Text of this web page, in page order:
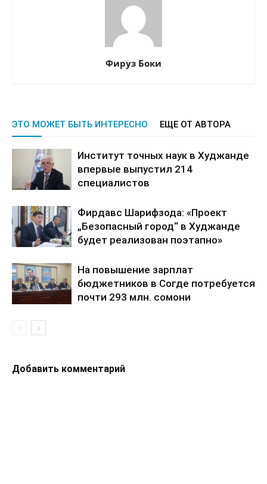
Фируз Боки
ЭТО МОЖЕТ БЫТЬ ИНТЕРЕСНО ЕЩЕ ОТ АВТОРА
Институт точных наук в Худжанде
впервые выпустил 214
специалистов
Фирдавс Шарифзода: «Проект
„Безопасный город“ в Худжанде
будет реализован поэтапно»
На повышение зарплат
бюджетников в Согде потребуется
почти 293 млн. сомони
Добавить комментарий